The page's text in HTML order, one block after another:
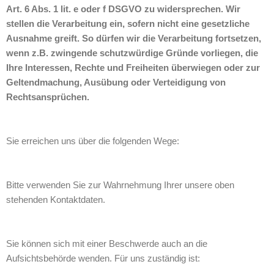
Art. 6 Abs. 1 lit. e oder f DSGVO zu widersprechen. Wir
stellen die Verarbeitung ein, sofern nicht eine gesetzliche
Ausnahme greift. So dürfen wir die Verarbeitung fortsetzen,
wenn z.B. zwingende schutzwürdige Gründe vorliegen, die
Ihre Interessen, Rechte und Freiheiten überwiegen oder zur
Geltendmachung, Ausübung oder Verteidigung von
Rechtsansprüchen.
Sie erreichen uns über die folgenden Wege:
Bitte verwenden Sie zur Wahrnehmung Ihrer unsere oben
stehenden Kontaktdaten.
Sie können sich mit einer Beschwerde auch an die
Aufsichtsbehörde wenden. Für uns zuständig ist: